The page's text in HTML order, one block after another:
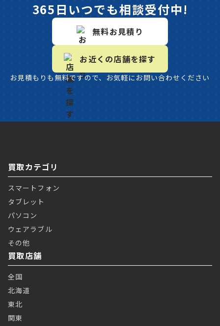
365日いつでも相談受付中!
無料お見積り
お近くの店舗を探す
お見積もりも無料ですので、お気軽にお問い合わせください
買取カテゴリ
スマートフォン
タブレット
パソコン
ウェアラブル
その他
買取店舗
全国
北海道
東北
関東